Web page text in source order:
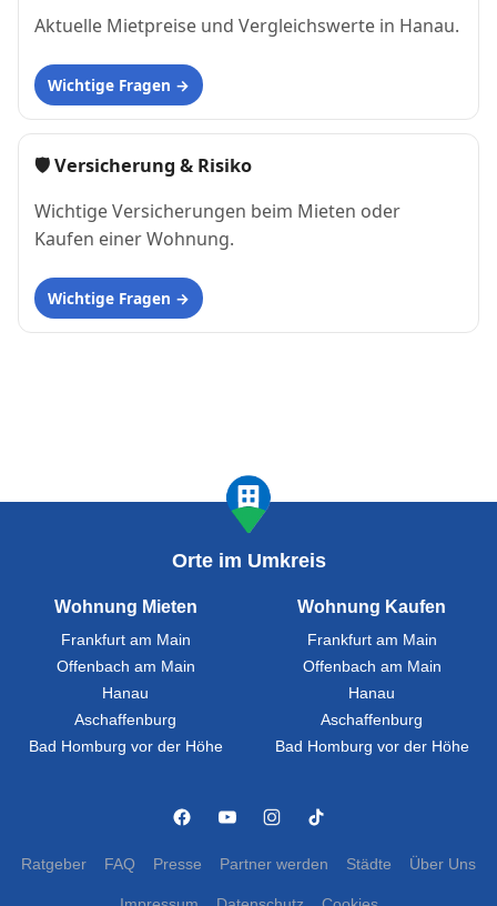
Aktuelle Mietpreise und Vergleichswerte in Hanau.
Wichtige Fragen
🛡 Versicherung & Risiko
Wichtige Versicherungen beim Mieten oder
Kaufen einer Wohnung.
Wichtige Fragen
Orte im Umkreis
Wohnung Mieten
Frankfurt am Main
Offenbach am Main
Hanau
Aschaffenburg
Bad Homburg vor der Höhe
Wohnung Kaufen
Frankfurt am Main
Offenbach am Main
Hanau
Aschaffenburg
Bad Homburg vor der Höhe
Ratgeber FAQ Presse Partner werden Städte Über Uns